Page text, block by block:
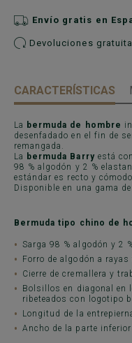
Envío gratis en
Devoluciones
CARACTERÍSTICAS
La bermuda de hombre
desenfadado en el fin de
remangada.
La bermuda Barry está
98 % algodón y 2 %
estándar es recto y
Disponible en una gama
Bermuda tipo chino de
Sarga 98 % algodón y 2
Forro de algodón a rayas
Cierre de cremallera y
Bolsillos en diagonal en
ribeteados con logotipo
Longitud de la
Ancho de la parte